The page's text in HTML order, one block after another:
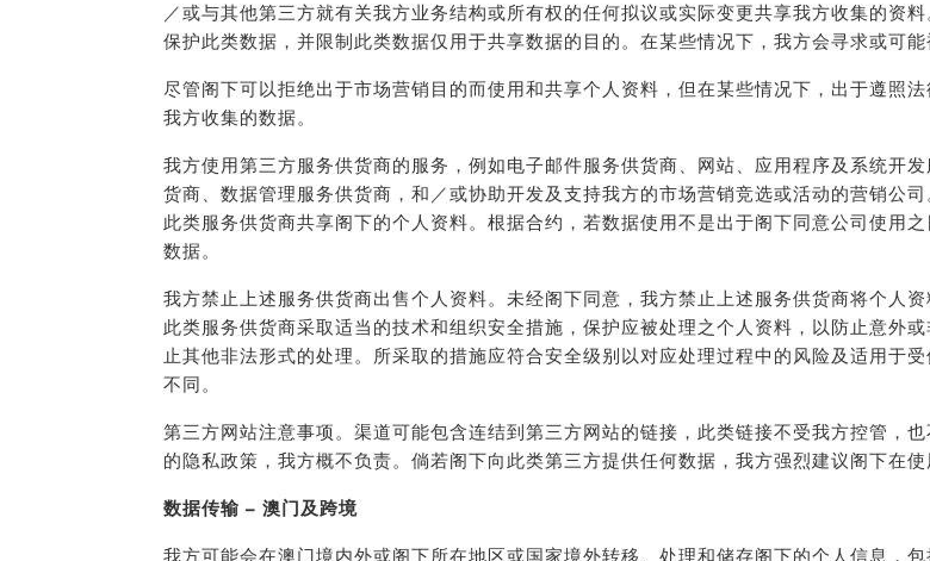
／或与其他第三方就有关我方业务结构或所有权的任何拟议或实际变更共享我方收集的资
保护此类数据，并限制此类数据仅用于共享数据的目的。在某些情况下，我方会寻求或可能
尽管阁下可以拒绝出于市场营销目的而使用和共享个人资料，但在某些情况下，出于遵照
我方收集的数据。
我方使用第三方服务供货商的服务，例如电子邮件服务供货商、网站、应用程序及系统开
货商、数据管理服务供货商，和／或协助开发及支持我方的市场营销竞选或活动的营销公
此类服务供货商共享阁下的个人资料。根据合约，若数据使用不是出于阁下同意公司使用
数据。
我方禁止上述服务供货商出售个人资料。未经阁下同意，我方禁止上述服务供货商将个人
此类服务供货商采取适当的技术和组织安全措施，保护应被处理之个人资料，以防止意外
止其他非法形式的处理。所采取的措施应符合安全级别以对应处理过程中的风险及适用于
不同。
第三方网站注意事项。渠道可能包含连结到第三方网站的链接，此类链接不受我方控管，
的隐私政策，我方概不负责。倘若阁下向此类第三方提供任何数据，我方强烈建议阁下在
数据传输 – 澳门及跨境
我方可能会在澳门境内外或阁下所在地区或国家境外转移、处理和储存阁下的个人信息，